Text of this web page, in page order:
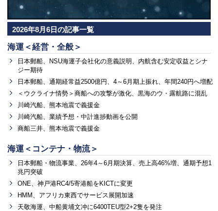
2026年8月6日の記事一覧
海運＜経営・全般＞
日本郵船、NSU海運子会社化の意義説明、内航含む安定収益とシナ
ジー期待
日本郵船、通期経常益2500億円、4～6月期上振れ、年間240円へ増配
＜ウクライナ情勢＞商船への攻撃が激化、黒海のウ・露航路に混乱
川崎汽船、熊本地震で義援金
川崎汽船、業績予想・中計進捗動画を公開
商船三井、熊本地震で義援金
海運＜コンテナ・物流＞
日本郵船・物流事業、26年4～6月期決算、売上高46%増、通期予想1
兆円突破
ONE、神戸港RC4/5寄港船をKICTに変更
HMM、アフリカ東西でサービス展開加速
天敬海運、中船黄埔文冲に6400TEU型2+2隻を発注